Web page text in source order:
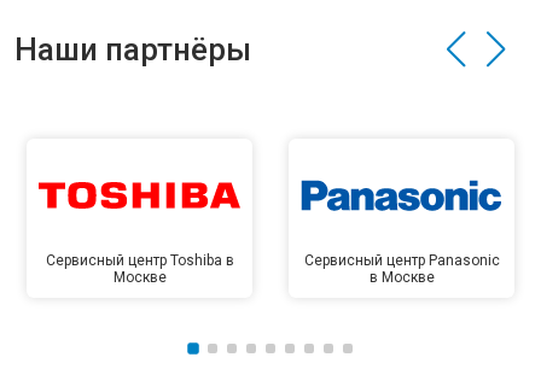
Наши партнёры
Сервисный центр Toshiba в
Москве
Сервисный центр Panasonic
в Москве